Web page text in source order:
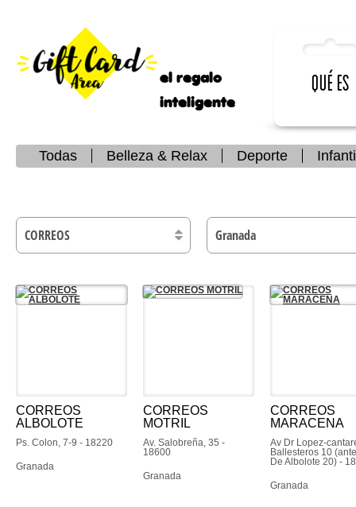
el regalo
inteligente
Qué es
Todas Belleza & Relax Deporte
CORREOS
ALBOLOTE
Ps. Colon, 7-9 - 18220
Granada
CORREOS
MOTRIL
Av. Salobreña, 35 -
18600
Granada
CORREOS
MARACENA
Av Dr Lopez-
Ballesteros 10
De Albolote 20) -
Granada